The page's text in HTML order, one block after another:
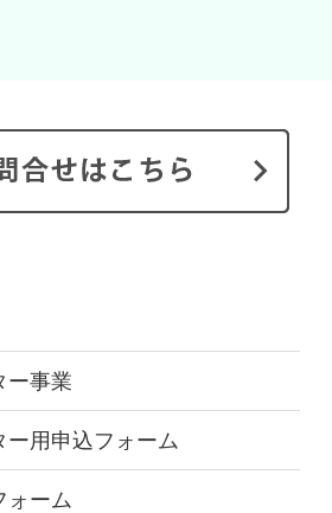
ー事業
ー用申込フォーム
ォーム